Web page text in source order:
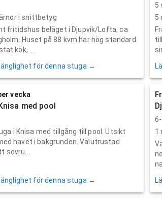
i snittbetyg
fritidshus beläget i Djupvik/Lofta, ca
Huset på 88 kvm har hög standard
kök, ...
för denna stuga →
5
5
vecka
med pool
i Knisa med tillgång till pool. Utsikt
havet i bakgrunden. Välutrustad
sovru...
för denna stuga →
1